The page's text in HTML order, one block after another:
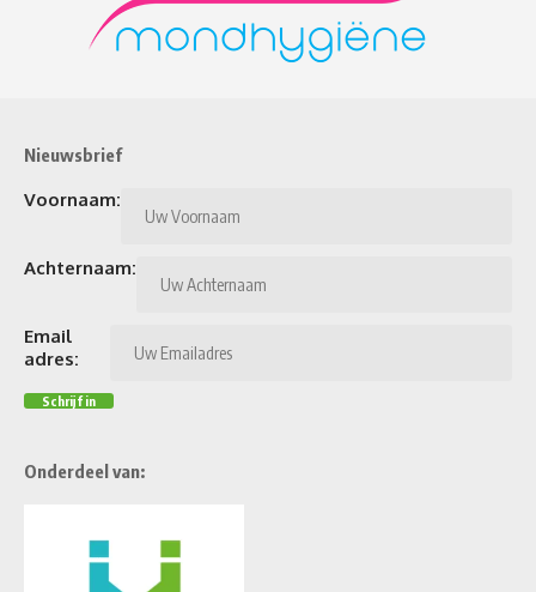
Nieuwsbrief
Voornaam:
Achternaam:
Email
adres:
Onderdeel van: